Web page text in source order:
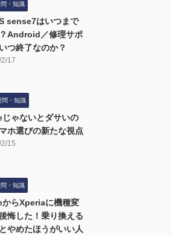
・知識
sense7はいつまで
Android／修理サポ
つ終了なのか？
17
・知識
ゃないとダサいの
ホ選びの新たな視点
15
・知識
らXperiaに機種変
悔した！乗り換える
やめたほうがいい人